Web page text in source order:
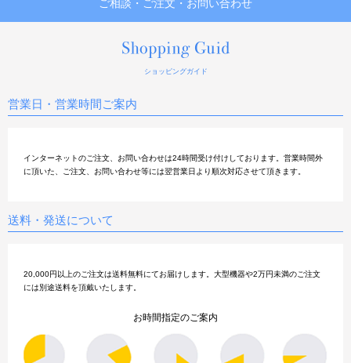
ご相談・ご注文・お問い合わせ
ショッピングガイド
営業日・営業時間ご案内
インターネットのご注文、お問い合わせは24時間受け付けしております。営業時間外
に頂いた、ご注文、お問い合わせ等には翌営業日より順次対応させて頂きます。
送料・発送について
20,000円以上のご注文は送料無料にてお届けします。大型機器や2万円未満のご注文
には別途送料を頂戴いたします。
お時間指定のご案内